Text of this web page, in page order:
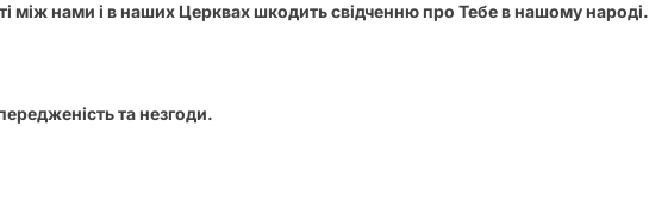
між нами і в наших Церквах шкодить свідченню про Тебе в нашому народі.
та незгоди.